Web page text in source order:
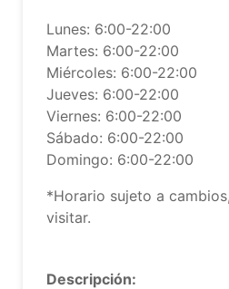
Lunes: 6:00-22:00
Martes: 6:00-22:00
Miércoles: 6:00-22:00
Jueves: 6:00-22:00
Viernes: 6:00-22:00
Sábado: 6:00-22:00
Domingo: 6:00-22:00
*Horario sujeto a
visitar.
Descripción: